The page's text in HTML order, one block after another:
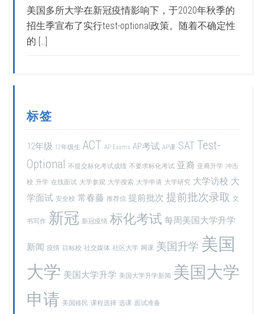
美国多所大学在新冠疫情影响下，于2020年秋季的
招生季宣布了实行test-optional政策。随着不确定性
的 […]
标签
12年级 12年级生 ACT AP Exams AP考试 AP课 SAT Test-
Optional 不提交标化考试成绩 不要求标化考试 亚裔 亚裔升学 冲击
校 升学 在线面试 大学参观 大学搜索 大学申请 大学研究 大学访校 大
学面试 安全校 常春藤 推荐信 提前批次 提前批次录取 文
书写作 新冠 新冠疫情 标化考试 每周美国大学升学
新闻 疫情 目标校 社交媒体 社区大学 网课 美国升学 美国
大学 美国大学升学 美国大学升学新闻 美国大学
申请 美国移民 课程选择 选课 面试准备